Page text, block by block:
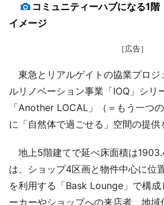
コミュニティーハブになる1
イメージ
［広告］
東急とリアルゲイトの協業プロジ
ルリノベーション事業「IOQ」シリ
「Another LOCAL」（＝もう一つ
に「自然体で過ごせる」空間の提供
地上5階建てで延べ床面積は
は、ショップ4区画と物件中心に位
を利用する「Bask Lounge」で構
ーカーやショップへの来店者、地